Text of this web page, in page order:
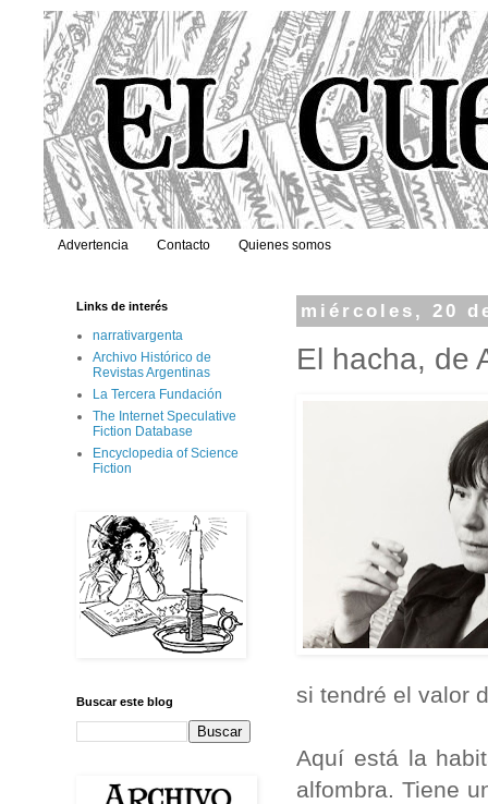
Advertencia Contacto Quienes somos
miércoles, 20
El hacha, de
si tendré el valor
Aquí está la
alfombra. Tiene
Links de interés
narrativargenta
Archivo Histórico de
Revistas Argentinas
La Tercera Fundación
The Internet Speculative
Fiction Database
Encyclopedia of Science
Fiction
Buscar este blog